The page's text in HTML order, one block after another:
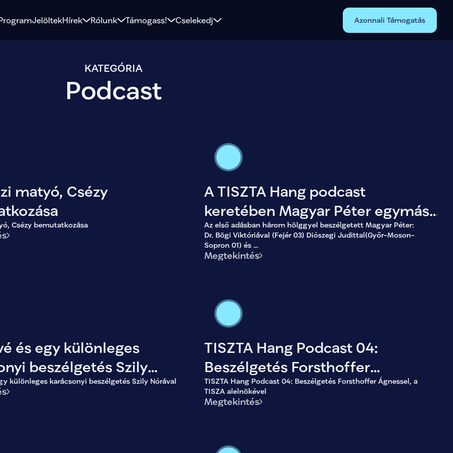
JelöltekHírek Rólunk Támogass! Cselekedj Azonnali Támogatás
KATEGÓRIA
Podcast
matyó, Csézy
Csézy bemutatkozása
A TISZTA Hang podcast
keretében Magyar Péter egymás
után bemutatom az egyéni
képviselőjelöltjeinket.
Megtekintés
Az első adásban három hölggyel beszélgetett Magyar Péter:
Dr. Bögi Viktóriával (Fejér 03) Diószegi Judittal(Győr-Moson-
Sopron 01) és
Kácsor Andreával (Pest 10).
és egy különleges
beszélgetés Szily
különleges karácsonyi beszélgetés Szily Nórával
TISZTA Hang Podcast 04:
Beszélgetés Forsthoffer
Ágnessel, a TISZA alelnökével
Megtekintés
TISZTA Hang Podcast 04: Beszélgetés Forsthoffer Ágnessel, a
TISZA alelnökével